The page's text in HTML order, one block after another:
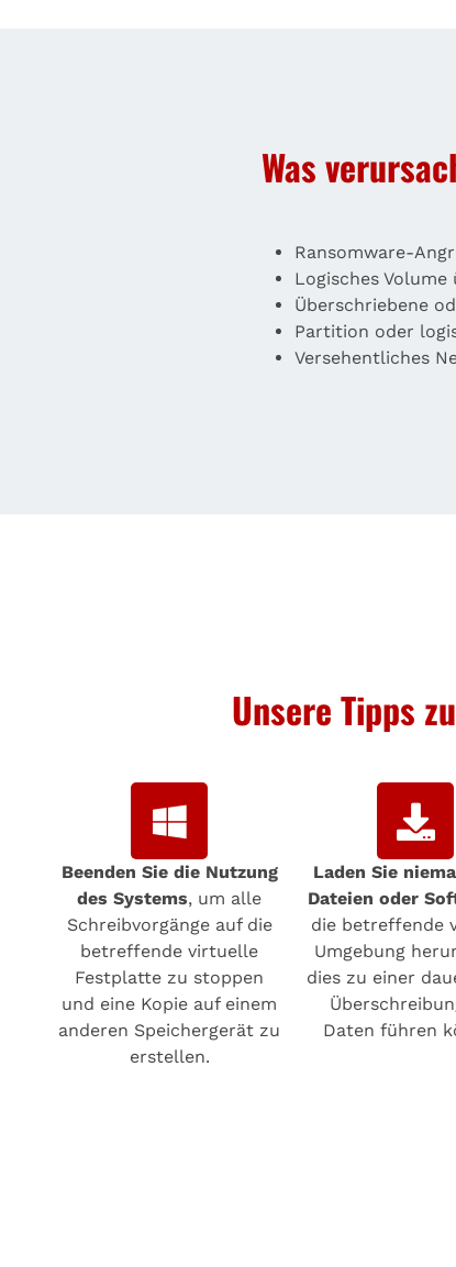
Was
Ransomware-
Logisches
Überschriebene
Partition oder
Versehentliches
Unsere Tipps
Beenden Sie die Nutzung
des Systems, um alle
Schreibvorgänge auf die
betreffende virtuelle
Festplatte zu stoppen
und eine Kopie auf einem
anderen Speichergerät zu
erstellen.
Laden Sie
Dateien oder
die betreffende
Umgebung
dies zu einer
Daten führen